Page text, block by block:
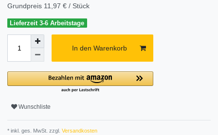
Grundpreis 11,97 € / Stück
Lieferzeit 3-6 Arbeitstage
In den Warenkorb
Wunschliste
* inkl. ges. MwSt. zzgl. Versandkosten